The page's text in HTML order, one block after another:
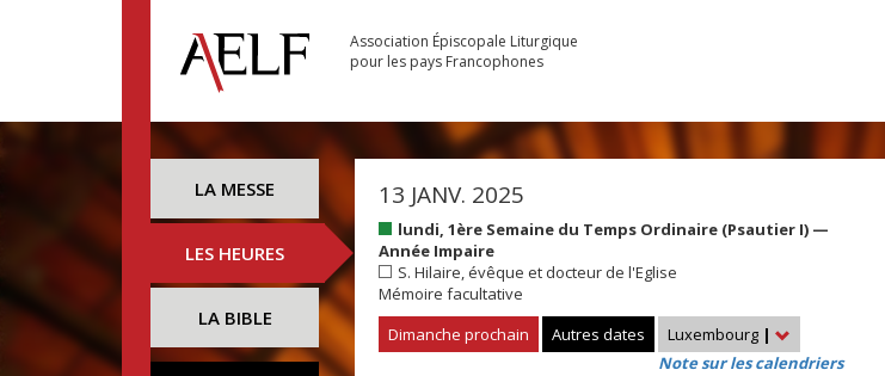
Association Épiscopale Liturgique
pour les pays Francophones
LA MESSE
LES HEURES
LA BIBLE
13 JANV. 2025
lundi, 1ère Semaine du Temps Ordinaire (Psautier I) —
Année Impaire
S. Hilaire, évêque et docteur de l'Eglise
Mémoire facultative
Dimanche prochain
Autres dates Luxembourg |
Note sur les calendriers